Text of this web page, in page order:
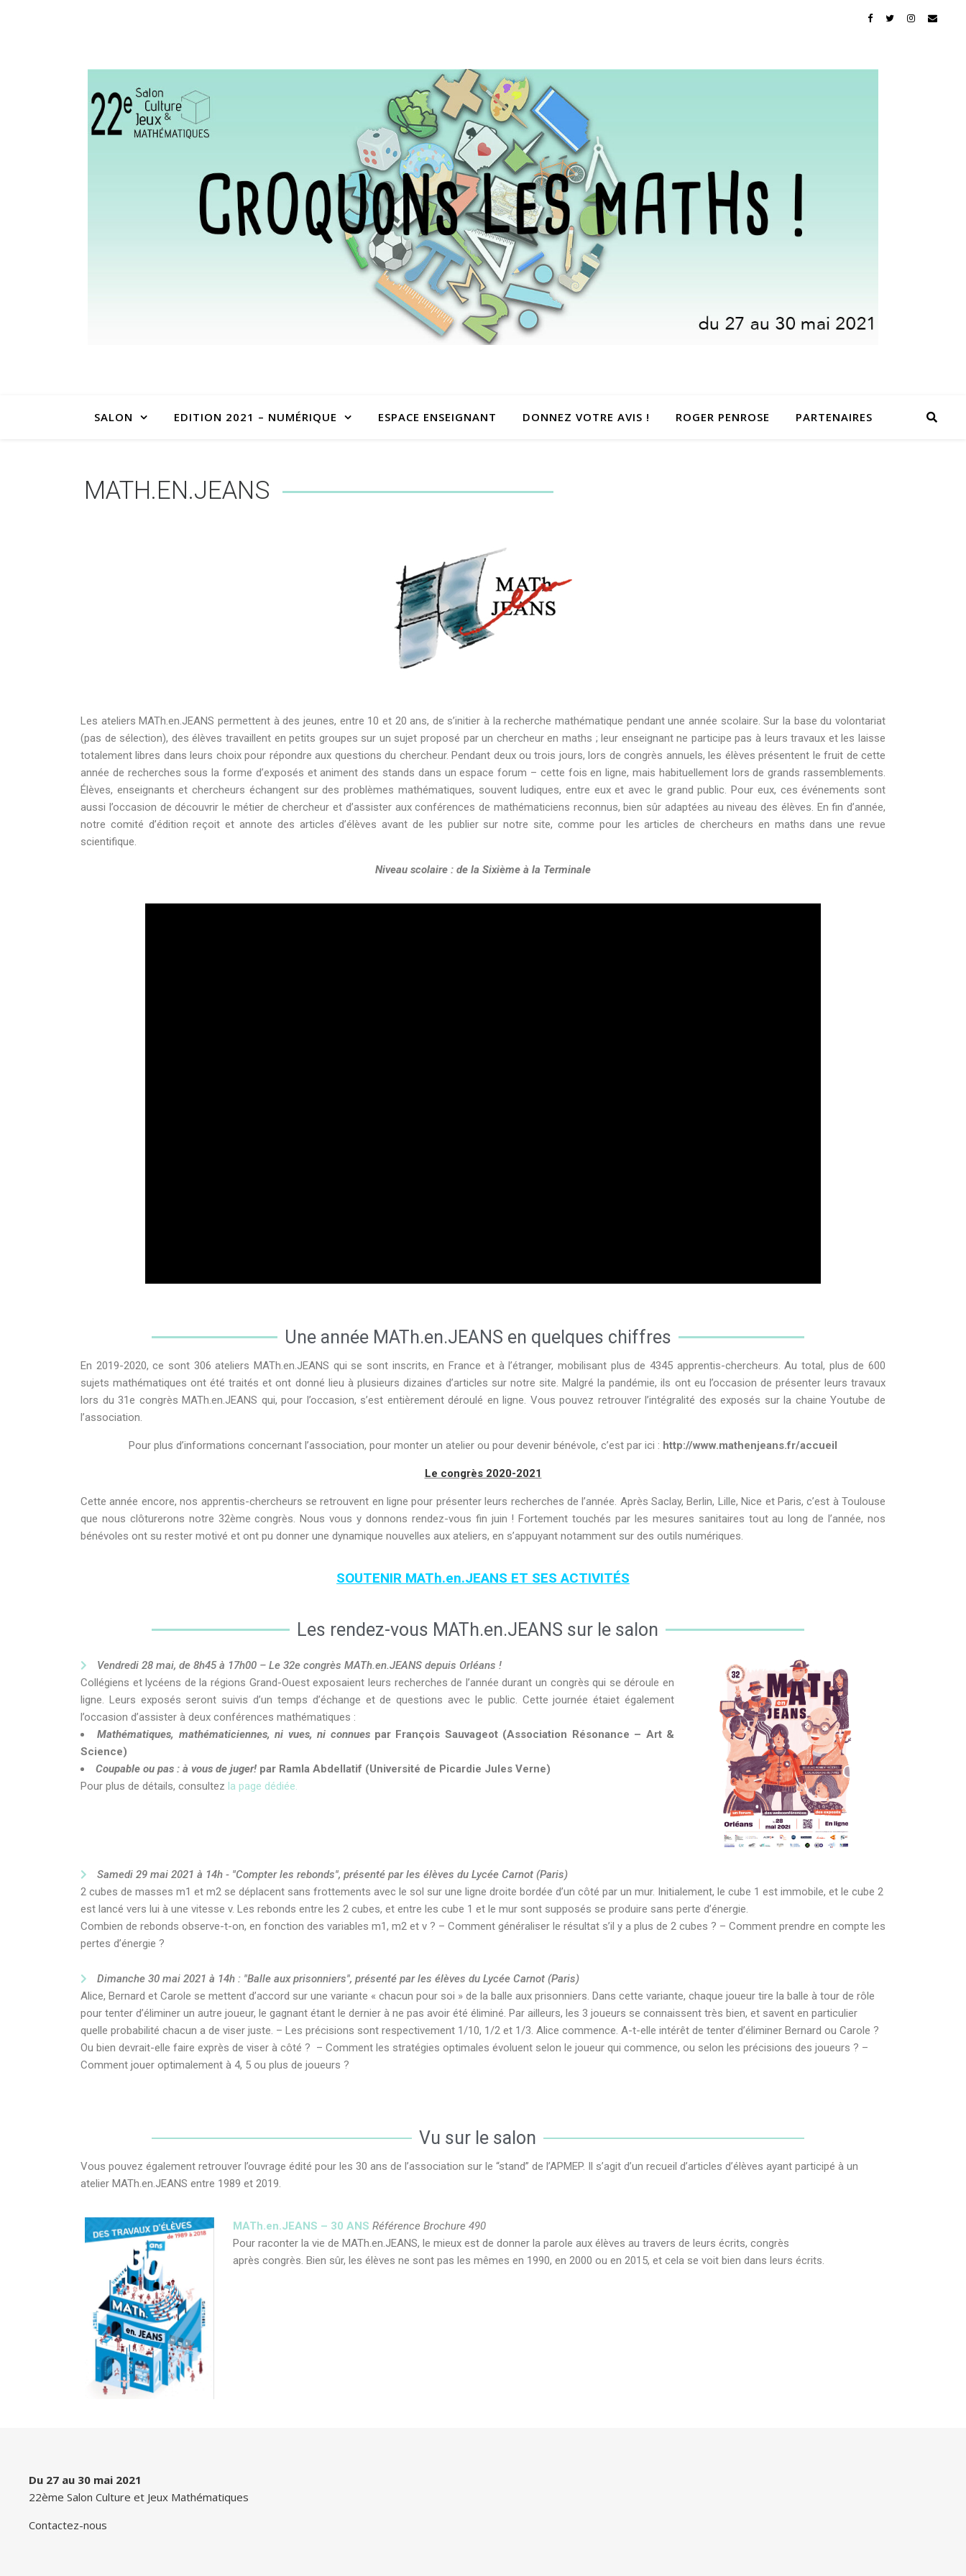
SALON EDITION 2021 – NUMÉRIQUE ESPACE ENSEIGNANT DONNEZ VOTRE AVIS ! ROGER PENROSE PARTENAIRES
MATH.EN.JEANS
Les ateliers MATh.en.JEANS permettent à des jeunes, entre 10 et 20 ans, de s’initier à la recherche mathématique pendant une année scolaire. Sur la base du volontariat
(pas de sélection), des élèves travaillent en petits groupes sur un sujet proposé par un chercheur en maths ; leur enseignant ne participe pas à leurs travaux et les laisse
totalement libres dans leurs choix pour répondre aux questions du chercheur. Pendant deux ou trois jours, lors de congrès annuels, les élèves présentent le fruit de cette
année de recherches sous la forme d’exposés et animent des stands dans un espace forum – cette fois en ligne, mais habituellement lors de grands rassemblements.
Élèves, enseignants et chercheurs échangent sur des problèmes mathématiques, souvent ludiques, entre eux et avec le grand public. Pour eux, ces événements sont
aussi l’occasion de découvrir le métier de chercheur et d’assister aux conférences de mathématiciens reconnus, bien sûr adaptées au niveau des élèves. En fin d’année,
notre comité d’édition reçoit et annote des articles d’élèves avant de les publier sur notre site, comme pour les articles de chercheurs en maths dans une revue
scientifique.
Niveau scolaire : de la Sixième à la Terminale
Une année MATh.en.JEANS en quelques chiffres
En 2019-2020, ce sont 306 ateliers MATh.en.JEANS qui se sont inscrits, en France et à l’étranger, mobilisant plus de 4345 apprentis-chercheurs. Au total, plus de 600
sujets mathématiques ont été traités et ont donné lieu à plusieurs dizaines d’articles sur notre site. Malgré la pandémie, ils ont eu l’occasion de présenter leurs travaux
lors du 31e congrès MATh.en.JEANS qui, pour l’occasion, s’est entièrement déroulé en ligne. Vous pouvez retrouver l’intégralité des exposés sur la chaine Youtube de
l’association.
Pour plus d’informations concernant l’association, pour monter un atelier ou pour devenir bénévole, c’est par ici : http://www.mathenjeans.fr/accueil
Le congrès 2020-2021
Cette année encore, nos apprentis-chercheurs se retrouvent en ligne pour présenter leurs recherches de l’année. Après Saclay, Berlin, Lille, Nice et Paris, c’est à Toulouse
que nous clôturerons notre 32ème congrès. Nous vous y donnons rendez-vous fin juin ! Fortement touchés par les mesures sanitaires tout au long de l’année, nos
bénévoles ont su rester motivé et ont pu donner une dynamique nouvelles aux ateliers, en s’appuyant notamment sur des outils numériques.
SOUTENIR MATh.en.JEANS ET SES ACTIVITÉS
Les rendez-vous MATh.en.JEANS sur le salon
Vendredi 28 mai, de 8h45 à 17h00 – Le 32e congrès MATh.en.JEANS depuis Orléans !
Collégiens et lycéens de la régions Grand-Ouest exposaient leurs recherches de l’année durant un congrès qui se déroule en
ligne. Leurs exposés seront suivis d’un temps d’échange et de questions avec le public. Cette journée étaiet également
l’occasion d’assister à deux conférences mathématiques :
Mathématiques, mathématiciennes, ni vues, ni connues par François Sauvageot (Association Résonance – Art &
Science)
Coupable ou pas : à vous de juger! par Ramla Abdellatif (Université de Picardie Jules Verne)
Pour plus de détails, consultez la page dédiée.
Samedi 29 mai 2021 à 14h - "Compter les rebonds", présenté par les élèves du Lycée Carnot (Paris)
2 cubes de masses m1 et m2 se déplacent sans frottements avec le sol sur une ligne droite bordée d’un côté par un mur. Initialement, le cube 1 est immobile, et le cube 2
est lancé vers lui à une vitesse v. Les rebonds entre les 2 cubes, et entre les cube 1 et le mur sont supposés se produire sans perte d’énergie.
Combien de rebonds observe-t-on, en fonction des variables m1, m2 et v ? – Comment généraliser le résultat s’il y a plus de 2 cubes ? – Comment prendre en compte les
pertes d’énergie ?
Dimanche 30 mai 2021 à 14h : "Balle aux prisonniers", présenté par les élèves du Lycée Carnot (Paris)
Alice, Bernard et Carole se mettent d’accord sur une variante « chacun pour soi » de la balle aux prisonniers. Dans cette variante, chaque joueur tire la balle à tour de rôle
pour tenter d’éliminer un autre joueur, le gagnant étant le dernier à ne pas avoir été éliminé. Par ailleurs, les 3 joueurs se connaissent très bien, et savent en particulier
quelle probabilité chacun a de viser juste. – Les précisions sont respectivement 1/10, 1/2 et 1/3. Alice commence. A-t-elle intérêt de tenter d’éliminer Bernard ou Carole ?
Ou bien devrait-elle faire exprès de viser à côté ? – Comment les stratégies optimales évoluent selon le joueur qui commence, ou selon les précisions des joueurs ? –
Comment jouer optimalement à 4, 5 ou plus de joueurs ?
Vu sur le salon
Vous pouvez également retrouver l’ouvrage édité pour les 30 ans de l’association sur le “stand” de l’APMEP. Il s’agit d’un recueil d’articles d’élèves ayant participé à un
atelier MATh.en.JEANS entre 1989 et 2019.
MATh.en.JEANS – 30 ANS Référence Brochure 490
Pour raconter la vie de MATh.en.JEANS, le mieux est de donner la parole aux élèves au travers de leurs écrits, congrès
après congrès. Bien sûr, les élèves ne sont pas les mêmes en 1990, en 2000 ou en 2015, et cela se voit bien dans leurs écrits.
Du 27 au 30 mai 2021
22ème Salon Culture et Jeux Mathématiques
Contactez-nous